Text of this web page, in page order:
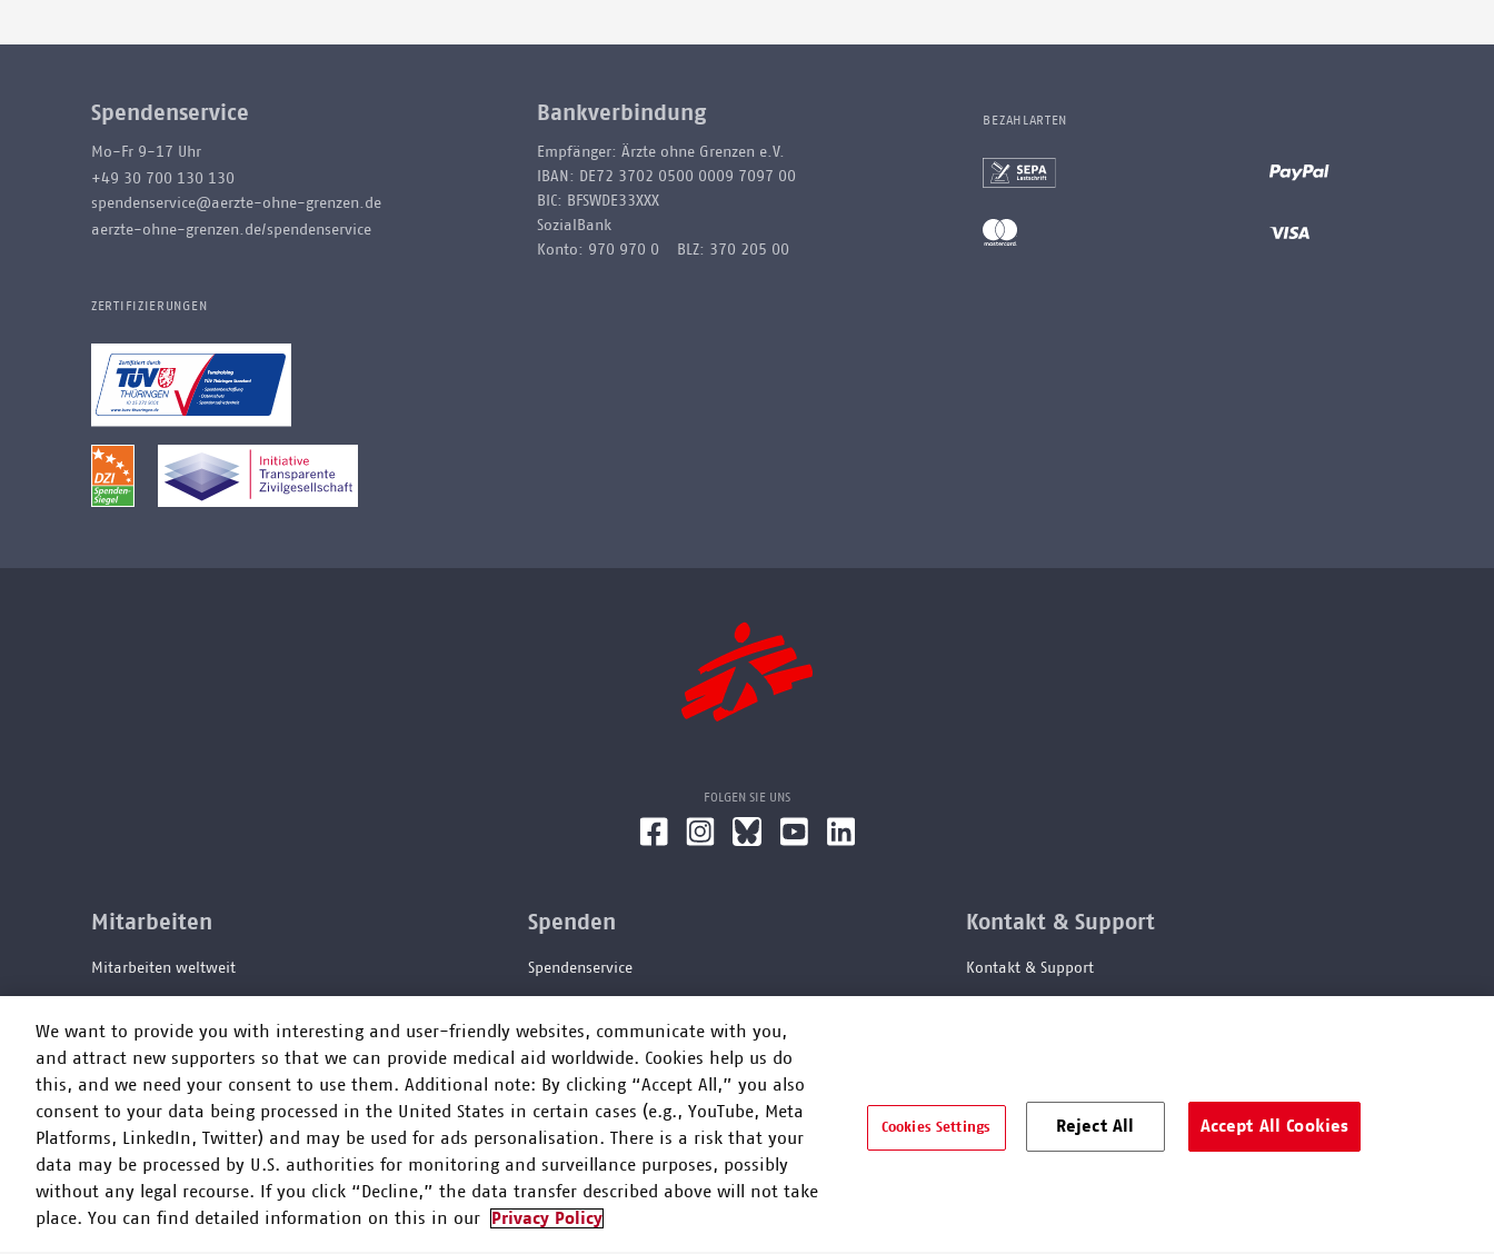
Spendenservice
Mo-Fr 9-17 Uhr
+49 30 700 130 130
spendenservice@aerzte-ohne-grenzen.de
aerzte-ohne-grenzen.de/spendenservice
Bankverbindung
Empfänger: Ärzte ohne Grenzen e.V.
IBAN: DE72 3702 0500 0009 7097 00
BIC: BFSWDE33XXX
SozialBank
Konto: 970 970 0 BLZ: 370 205 00
BEZAHLARTEN
ZERTIFIZIERUNGEN
FOLGEN SIE UNS
Mitarbeiten
Mitarbeiten weltweit
Spenden
Spendenservice
Kontakt & Support
Kontakt & Support
Barrierefreiheitserklärung
Ärzte ohne Grenzen e.V. ist als eingetragene gemeinnützige Organisation von der Körperschaft- und Gewerbesteuer gem. §5 I 9 KStG unter der
We want to provide you with interesting and user-friendly websites, communicate with you,
and attract new supporters so that we can provide medical aid worldwide. Cookies help us do
this, and we need your consent to use them. Additional note: By clicking “Accept All,” you also
consent to your data being processed in the United States in certain cases (e.g., YouTube, Meta
Platforms, LinkedIn, Twitter) and may be used for ads personalisation. There is a risk that your
data may be processed by U.S. authorities for monitoring and surveillance purposes, possibly
without any legal recourse. If you click “Decline,” the data transfer described above will not take
place. You can find detailed information on this in our
Privacy Policy
Cookies Settings Reject All Accept All Cookies